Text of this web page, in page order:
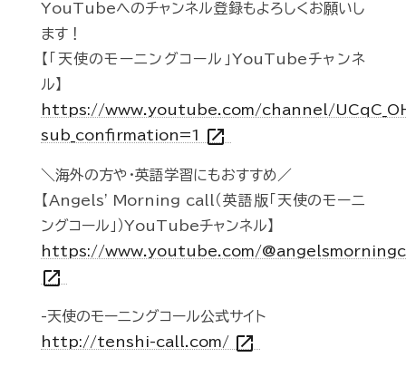
YouTubeへのチャンネル登録もよろしくお願いし
ます！
【「天使のモーニングコール」YouTubeチャンネ
ル】
https://www.youtube.com/channel/
sub_confirmation=1 open_in_new
＼海外の方や・英語学習にもおすすめ／
【Angels' Morning call（英語版「天使のモーニ
ングコール」）YouTubeチャンネル】
https://www.youtube.com/
open_in_new
-天使のモーニングコール公式サイト
http://tenshi-call.com/ open_in_new